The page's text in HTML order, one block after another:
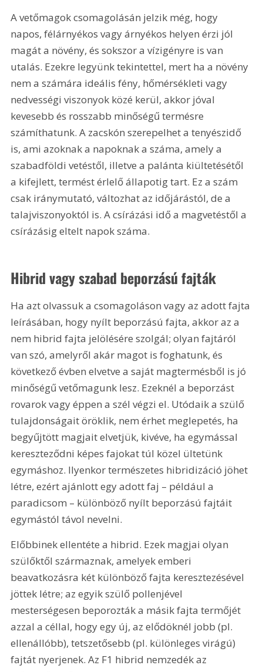
A vetőmagok csomagolásán jelzik még, hogy
napos, félárnyékos vagy árnyékos helyen érzi jól
magát a növény, és sokszor a vízigényre is van
utalás. Ezekre legyünk tekintettel, mert ha a növény
nem a számára ideális fény, hőmérsékleti vagy
nedvességi viszonyok közé kerül, akkor jóval
kevesebb és rosszabb minőségű termésre
számíthatunk. A zacskón szerepelhet a tenyészidő
is, ami azoknak a napoknak a száma, amely a
szabadföldi vetéstől, illetve a palánta kiültetésétől
a kifejlett, termést érlelő állapotig tart. Ez a szám
csak iránymutató, változhat az időjárástól, de a
talajviszonyoktól is. A csírázási idő a magvetéstől a
csírázásig eltelt napok száma.
Hibrid vagy szabad beporzású fajták
Ha azt olvassuk a csomagoláson vagy az adott fajta
leírásában, hogy nyílt beporzású fajta, akkor az a
nem hibrid fajta jelölésére szolgál; olyan fajtáról
van szó, amelyről akár magot is foghatunk, és
következő évben elvetve a saját magtermésből is jó
minőségű vetőmagunk lesz. Ezeknél a beporzást
rovarok vagy éppen a szél végzi el. Utódaik a szülő
tulajdonságait öröklik, nem érhet meglepetés, ha
begyűjtött magjait elvetjük, kivéve, ha egymással
kereszteződni képes fajokat túl közel ültetünk
egymáshoz. Ilyenkor természetes hibridizáció jöhet
létre, ezért ajánlott egy adott faj – például a
paradicsom – különböző nyílt beporzású fajtáit
egymástól távol nevelni.
Előbbinek ellentéte a hibrid. Ezek magjai olyan
szülőktől származnak, amelyek emberi
beavatkozásra két különböző fajta keresztezésével
jöttek létre; az egyik szülő pollenjével
mesterségesen beporozták a másik fajta termőjét
azzal a céllal, hogy egy új, az elődöknél jobb (pl.
ellenállóbb), tetszetősebb (pl. különleges virágú)
fajtát nyerjenek. Az F1 hibrid nemzedék az